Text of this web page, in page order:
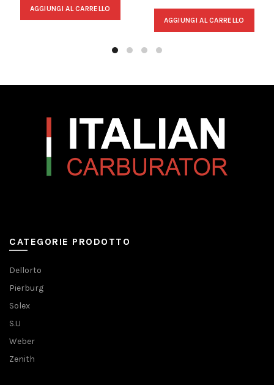
AGGIUNGI AL CARRELLO
AGGIUNGI AL CARRELLO
CATEGORIE PRODOTTO
Dellorto
Pierburg
Solex
S.U
Weber
Zenith